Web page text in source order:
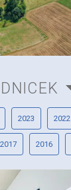
2023 2022
2017 2016